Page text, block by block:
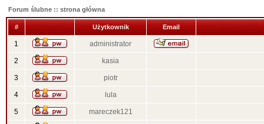
Forum ślubne :: strona główna
# Użytkownik Email
1 administrator
2 kasia
3 piotr
4 lula
5 mareczek121